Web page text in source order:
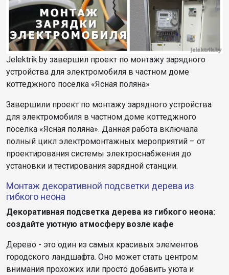
Jelektrik.by завершил проект по монтажу зарядного
устройства для электромобиля в частном доме
коттеджного поселка «Ясная поляна»
Завершили проект по монтажу зарядного устройства
для электромобиля в частном доме коттеджного
поселка «Ясная поляна». Данная работа включала
полный цикл электромонтажных мероприятий – от
проектирования системы электроснабжения до
установки и тестирования зарядной станции.
Монтаж декоративной подсветки дерева из
гибкого неона
Декоративная подсветка дерева из гибкого неона:
создайте уютную атмосферу возле кафе
Дерево - это один из самых красивых элементов
городского ландшафта. Оно может стать центром
внимания прохожих или просто добавить уюта и